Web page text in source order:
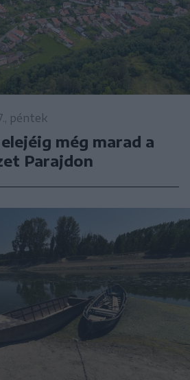
péntek
még marad a
Parajdon